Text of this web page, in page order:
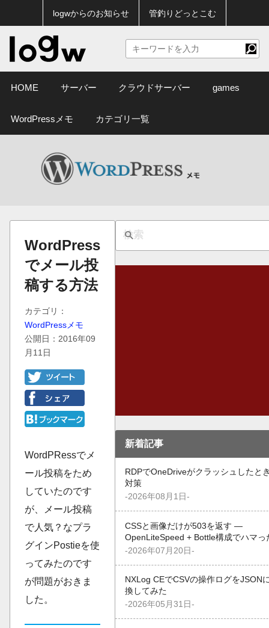
logwからのお知らせ 管釣りどっとこむ
HOME サーバー クラウドサーバー games
WordPressメモ カテゴリ一覧
WordPress
でメール投
稿する方法
カテゴリ：
WordPressメモ
公開日：2016年09
月11日
WordPRessでメ
ール投稿をため
していたのです
が、メール投稿
で人気？なプラ
グインPostieを使
ってみたのです
が問題がおきま
した。
新着記事
RDPでOneDriveがクラッシュしたと
対策
-2026年08月1日-
CSSと画像だけが503を返す —
OpenLiteSpeed + Bottle構成でハマっ
-2026年07月20日-
NXLog CEでCSVの操作ログをJSON
換してみた
-2026年05月31日-